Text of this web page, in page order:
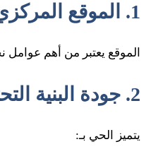
1. الموقع المركزي
الموقع يعتبر من أهم عوامل
2. جودة البنية التحتية
يتميز الحي بـ: